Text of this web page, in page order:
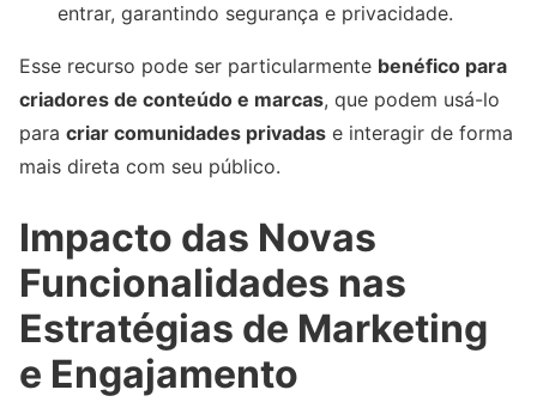
entrar, garantindo segurança e privacidade.
Esse recurso pode ser particularmente benéfico para
criadores de conteúdo e marcas, que podem usá-lo
para criar comunidades privadas e interagir de forma
mais direta com seu público.
Impacto das Novas
Funcionalidades nas
Estratégias de Marketing
e Engajamento